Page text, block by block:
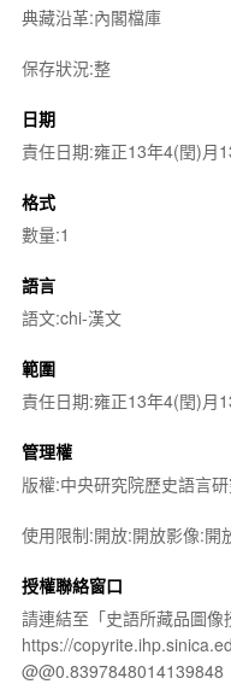
典藏沿革:內閣檔庫
保存狀況:整
日期
責任日期:雍正13年4(閏)月
格式
數量:1
語言
語文:chi-漢文
範圍
責任日期:雍正13年4(閏)月
管理權
版權:中央研究院歷史語言
使用限制:開放:開放影像:開
授權聯絡窗口
請連結至「史語所藏品圖像
https://
@@0.8397848014139848